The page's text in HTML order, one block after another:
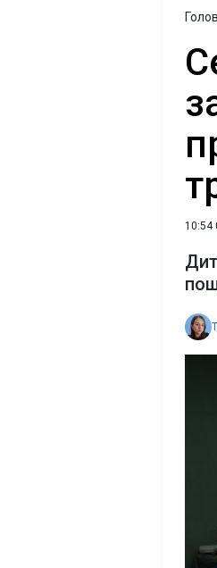
10:54